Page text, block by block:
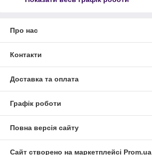
Про нас
Контакти
Доставка та оплата
Графік роботи
Повна версія сайту
Сайт створено на маркетплейсі Prom.ua